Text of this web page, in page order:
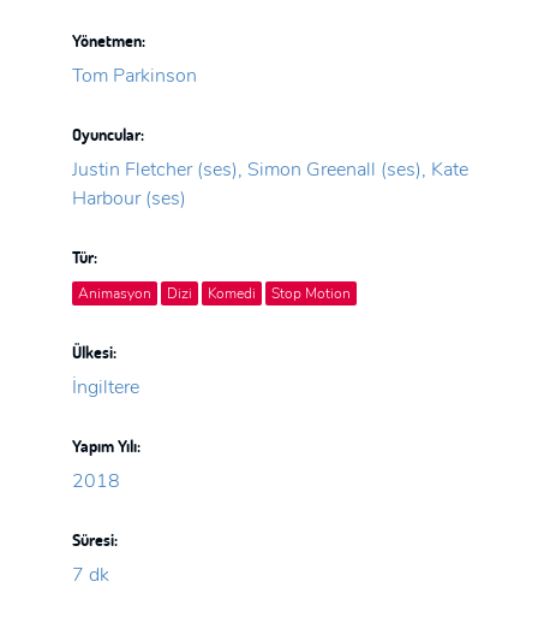
Yönetmen:
Tom Parkinson
Oyuncular:
Justin Fletcher (ses), Simon Greenall (ses), Kate
Harbour (ses)
Tür:
Animasyon Dizi Komedi Stop Motion
Ülkesi:
İngiltere
Yapım Yılı:
2018
Süresi:
7 dk